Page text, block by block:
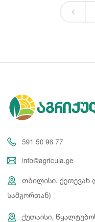
‹
591 50 96 77
info@agricula.ge
თბილისი, ქეთევან
სამგორთან)
ქუთაისი,